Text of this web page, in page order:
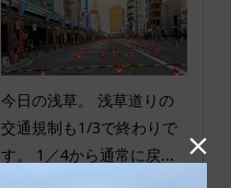
今日の浅草。 浅草道りの
交通規制も1/3で終わりで
す。 1／4から通常に戻...
